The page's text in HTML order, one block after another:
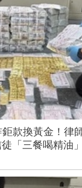
款換黃金！律
「三餐喝精油」